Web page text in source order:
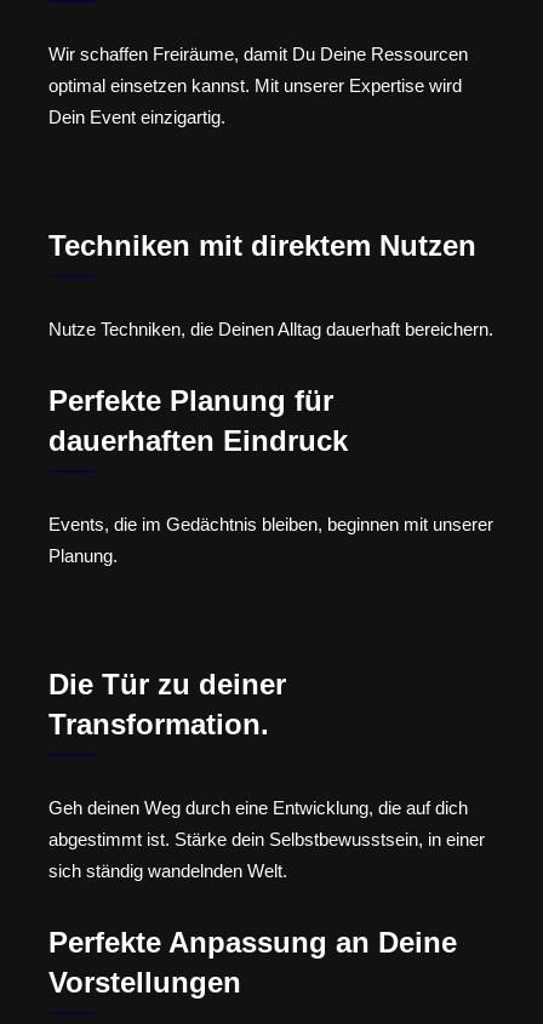
Wir schaffen Freiräume, damit Du Deine Ressourcen
optimal einsetzen kannst. Mit unserer Expertise wird
Dein Event einzigartig.
Techniken mit direktem Nutzen
Nutze Techniken, die Deinen Alltag dauerhaft bereichern.
Perfekte Planung für
dauerhaften Eindruck
Events, die im Gedächtnis bleiben, beginnen mit unserer
Planung.
Die Tür zu deiner
Transformation.
Geh deinen Weg durch eine Entwicklung, die auf dich
abgestimmt ist. Stärke dein Selbstbewusstsein, in einer
sich ständig wandelnden Welt.
Perfekte Anpassung an Deine
Vorstellungen